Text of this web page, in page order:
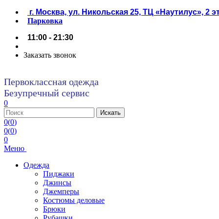
г. Москва, ул. Никольская 25, ТЦ «Наутилус», 2
Парковка
11:00 - 21:30
Заказать звонок
Первоклассная одежда
Безупречный сервис
0
0(0)
0(0)
0
Меню
Одежда
Пиджаки
Джинсы
Джемперы
Костюмы деловые
Брюки